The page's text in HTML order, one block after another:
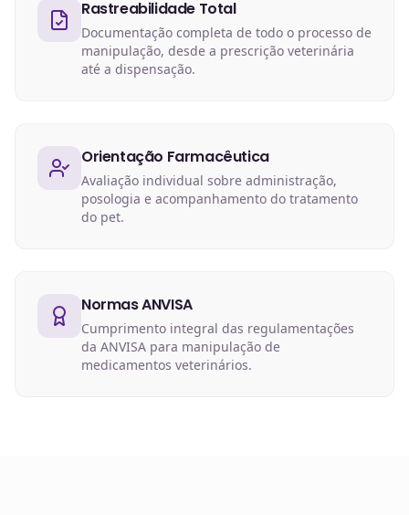
Rastreabilidade Total
Documentação completa de todo o processo de
manipulação, desde a prescrição veterinária
até a dispensação.
Orientação Farmacêutica
Avaliação individual sobre administração,
posologia e acompanhamento do tratamento
do pet.
Normas ANVISA
Cumprimento integral das regulamentações
da ANVISA para manipulação de
medicamentos veterinários.